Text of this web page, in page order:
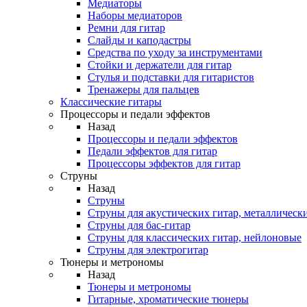
Медиаторы
Наборы медиаторов
Ремни для гитар
Слайды и каподастры
Средства по уходу за инструментами
Стойки и держатели для гитар
Стулья и подставки для гитаристов
Тренажеры для пальцев
Классические гитары
Процессоры и педали эффектов
Назад
Процессоры и педали эффектов
Педали эффектов для гитар
Процессоры эффектов для гитар
Струны
Назад
Струны
Струны для акустических гитар,
Струны для бас-гитар
Струны для классических гитар, нейлоновые
Струны для электрогитар
Тюнеры и метрономы
Назад
Тюнеры и метрономы
Гитарные, хроматические тюнеры